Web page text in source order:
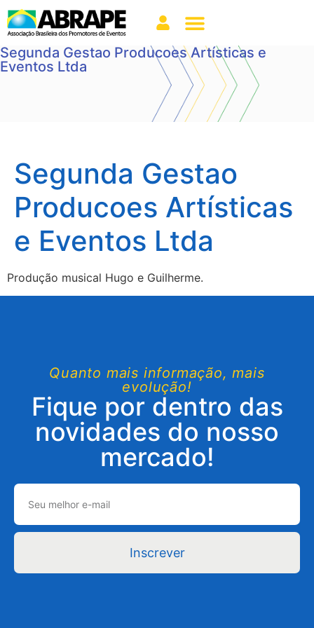
Segunda Gestao Producoes Artísticas e
Eventos Ltda
Segunda Gestao
Producoes Artísticas
e Eventos Ltda
Produção musical Hugo e Guilherme.
Quanto mais informação, mais
evolução!
Fique por dentro das
novidades do nosso
mercado!
Inscrever